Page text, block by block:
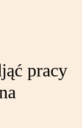
pracy